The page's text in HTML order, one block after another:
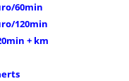
60min
120min
+ km